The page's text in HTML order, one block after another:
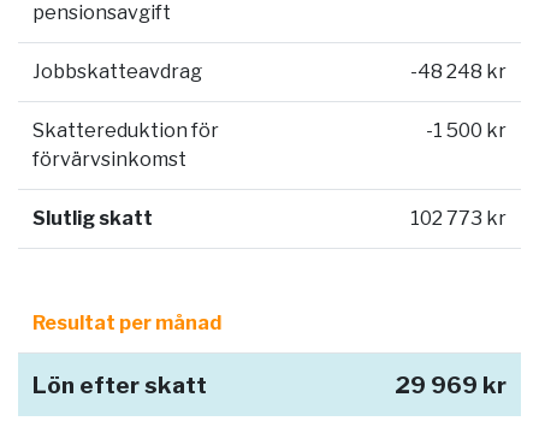
pensionsavgift
Jobbskatteavdrag -48 248 kr
Skattereduktion för
förvärvsinkomst
-1 500 kr
Slutlig skatt 102 773 kr
Resultat per månad
Lön efter skatt 29 969 kr